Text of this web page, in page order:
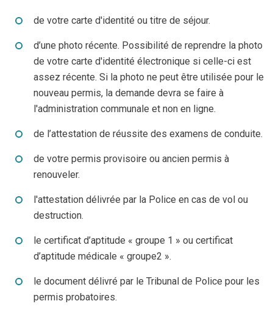
de votre carte d'identité ou titre de séjour.
d’une photo récente. Possibilité de reprendre la photo
de votre carte d'identité électronique si celle-ci est
assez récente. Si la photo ne peut être utilisée pour le
nouveau permis, la demande devra se faire à
l'administration communale et non en ligne.
de l’attestation de réussite des examens de conduite.
de votre permis provisoire ou ancien permis à
renouveler.
l'attestation délivrée par la Police en cas de vol ou
destruction.
le certificat d’aptitude « groupe 1 » ou certificat
d’aptitude médicale « groupe2 ».
le document délivré par le Tribunal de Police pour les
permis probatoires.